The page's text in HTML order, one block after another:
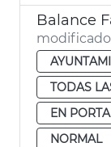
Balance
TODAS
EN
NORMAL